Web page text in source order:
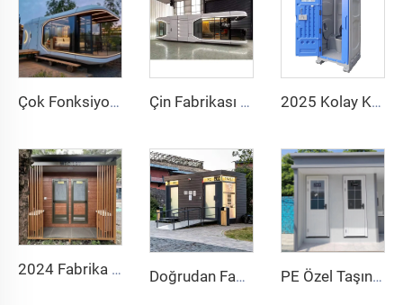
Çok Fonksiyonlu Prefabrik Ayrılabilir Konteyner Ev apple Kapsül Ev Ofis Otel Küçük Kabin Ev Çin Fabrikası Akıllı Ev Sistemi Lüks Mobil Ev Yeni Uzay Kapsülü Çelik Prefabrik Konteyner Ev Otel Tatil Köyü için 2025 Kolay Kurulum Kamusal Wc Tuvalet Taşınabilir Lüks Banyo Taşınabilir Tuvalet ve Duş Odası Açık Hava Tuvalet Taşınabilir
2024 Fabrika Taşınabilir Açık Çelik Mobil Tuvalet Kabini Sandviç Panel Malzemeli Ev Kullanımı İçin Halka Açık Banyo Doğrudan Fabrika Çin Üreticisi! Dayanıklı Rotomolded PE Tuvalet Oturmalı Plastik Mobil Tuvalet Taşınabilir Açık Hava Tuvaleti PE Özel Taşınabilir Açık Hava Kamu Mobil Tuvalet Kamp Fiyatı Konteyner Evler Mobil Tuvalet